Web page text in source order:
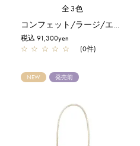
全3色
コンフェット/ラージ/エナメルブラック
税込 91,300yen
☆ ☆ ☆ ☆ ☆ (0件)
NEW 発売前